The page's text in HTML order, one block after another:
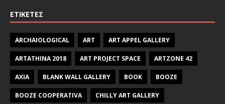
ΕΤΙΚΈΤΕΣ
ARCHAIOLOGICAL ART ART APPEL GALLERY
ARTATHINA 2018 ART PROJECT SPACE ARTZONE 42
AXIA BLANK WALL GALLERY BOOK BOOZE
BOOZE COOPERATIVA CHILLY ART GALLERY